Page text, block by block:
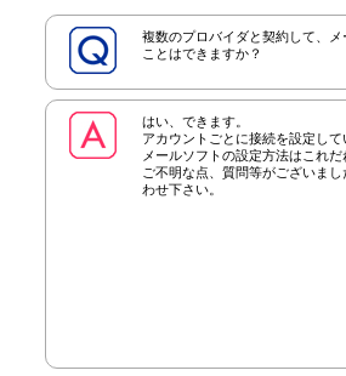
複数のプロバイダと契約して、
ことはできますか？
はい、できます。
アカウントごとに接続を設定し
メールソフトの設定方法はこれ
ご不明な点、質問等がございま
わせ下さい。